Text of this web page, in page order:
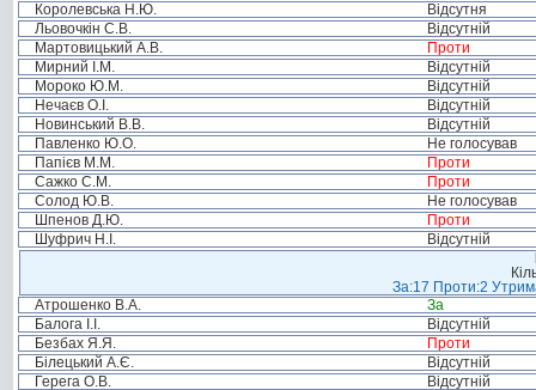
Королевська Н.Ю.
Відсутня
Льовочкін С.В.
Відсутній
Мартовицький А.В.
Проти
Мирний І.М.
Відсутній
Мороко Ю.М.
Відсутній
Нечаєв О.І.
Відсутній
Новинський В.В.
Відсутній
Павленко Ю.О.
Не голосував
Папієв М.М.
Проти
Сажко С.М.
Проти
Солод Ю.В.
Не голосував
Шпенов Д.Ю.
Проти
Шуфрич Н.І.
Відсутній
За:17 Проти:2
Атрошенко В.А.
За
Балога І.І.
Відсутній
Безбах Я.Я.
Проти
Білецький А.Є.
Відсутній
Герега О.В.
Відсутній